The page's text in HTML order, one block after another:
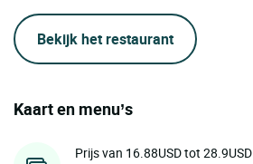
Bekijk het restaurant
Kaart en menu’s
Prijs van 16.88USD tot 28.9USD